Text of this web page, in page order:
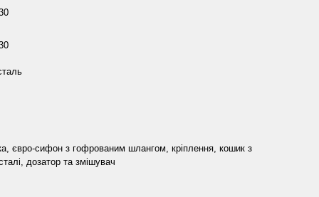
євро-сифон з гофрованим шлангом, кріплення, кошик з
дозатор та змішувач